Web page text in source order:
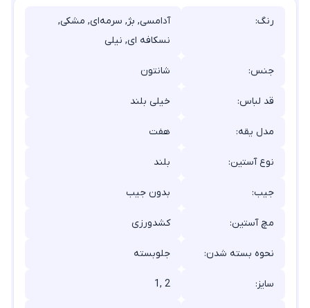
رنگ:
آدامسی, بژ, سرمه‌ای, مشکی,
نسکافه ای, نیلی
جنس: شانتون
قد لباس: خیلی بلند
مدل یقه: هفت
نوع آستین: بلند
جیب: بدون جیب
مچ آستین: کشدورزی
نحوه بسته شدن: جلوبسته
سایز: 1, 2